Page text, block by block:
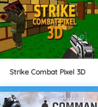
Strike Combat Pixel 3D